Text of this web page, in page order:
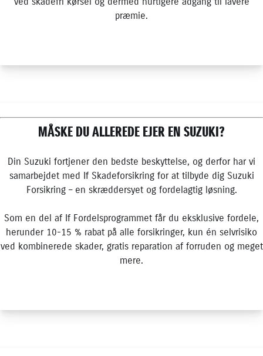
præmie.
MÅSKE DU ALLEREDE EJER EN SUZUKI?
Din Suzuki fortjener den bedste beskyttelse, og derfor har vi
samarbejdet med If Skadeforsikring for at tilbyde dig Suzuki
Forsikring – en skræddersyet og fordelagtig løsning.
Som en del af If Fordelsprogrammet får du eksklusive fordele,
herunder 10-15 % rabat på alle forsikringer, kun én selvrisiko
ved kombinerede skader, gratis reparation af forruden og meget
mere.